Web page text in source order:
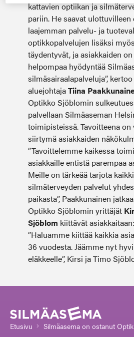
kattavien optiikan ja
pariin. He saavat ulottuvilleen
laajemman palvelu- ja
optikkopalvelujen lisäksi
täydentyvät, ja asiakkaiden
helpompaa hyödyntää
silmäsairaalapalveluja”,
aluejohtajaTiina
Optikko Sjöblomin
palvellaan Silmäaseman
toimipisteissä. Tavoitteena
siirtymä asiakkaiden
”Tavoittelemme kaikessa
asiakkaille entistä parempaa
Meille on tärkeää tarjota
silmäterveyden palvelut
paikasta”, Paakkunainen
Optikko Sjöblomin yrittäjät
Sjöblom kiittävät asiakkaitaan:
”Haluamme kiittää kaikkia
36 vuodesta. Jäämme nyt
eläkkeelle”, Kirsi ja Timo
Etusivu Silmäasema on ostanut